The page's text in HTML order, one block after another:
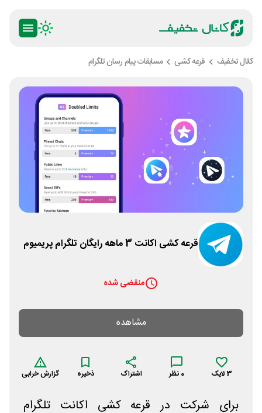
کانال تخفیف قرعه کشی مسابقات پیام رسان تلگرام
قرعه کشی اکانت 3 ماهه رایگان تلگرام پریمیوم
منقضی شده
مشاهده
3 لایک 0 نظر اشتراک ذخیره گزارش خرابی
برای شرکت در قرعه کشی اکانت تلگرام